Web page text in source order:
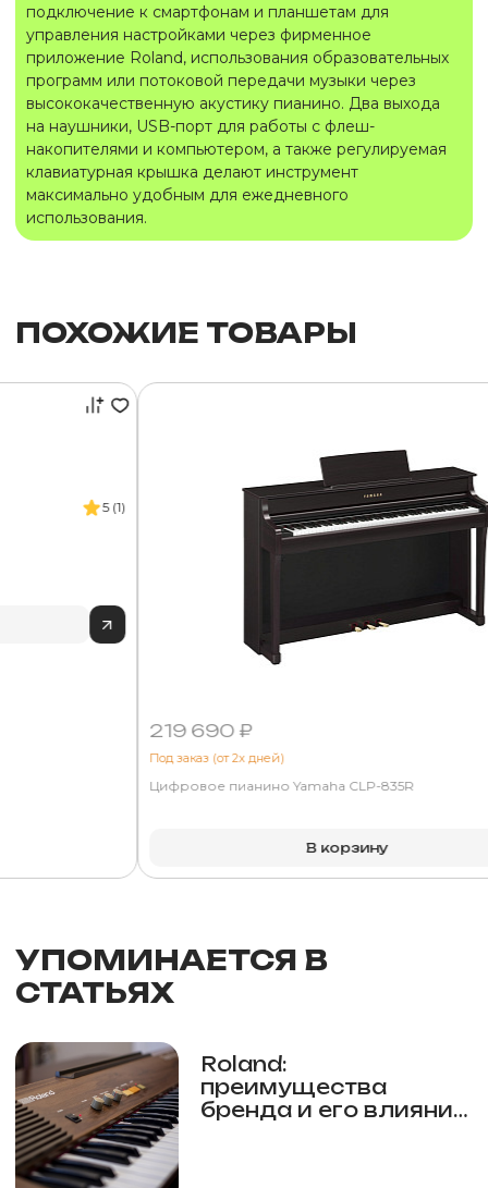
подключение к смартфонам и планшетам для
управления настройками через фирменное
приложение Roland, использования образовательных
программ или потоковой передачи музыки через
высококачественную акустику пианино. Два выхода
на наушники, USB-порт для работы с флеш-
накопителями и компьютером, а также регулируемая
клавиатурная крышка делают инструмент
максимально удобным для ежедневного
использования.
ПОХОЖИЕ ТОВАРЫ
5 (1)
219 690 ₽
Под заказ (от 2х дней)
Цифровое пианино Yamaha CLP-835R
В корзину
УПОМИНАЕТСЯ В
СТАТЬЯХ
Roland:
преимущества
бренда и его влияние